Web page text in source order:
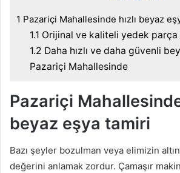
1 Pazariçi Mahallesinde hızlı beyaz
1.1 Orijinal ve kaliteli yedek parça
1.2 Daha hızlı ve daha güvenli
Pazariçi Mahallesinde
Pazariçi Mahallesinde
beyaz eşya tamiri
Bazı şeyler bozulman veya elimizin
değerini anlamak zordur. Çamaşır